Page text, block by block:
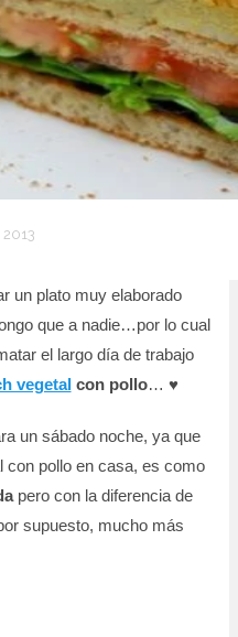
2013
un plato muy elaborado
que a nadie…por lo cual
el largo día de trabajo
vegetalcon pollo… ♥
un sábado noche, ya que
con pollo en casa, es como
pero con la diferencia de
supuesto, mucho más